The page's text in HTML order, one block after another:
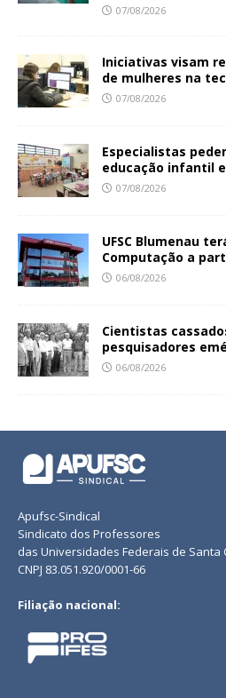
07/08/2026
Iniciativas visam
de mulheres na
07/08/2026
Especialistas
educação infantil
07/08/2026
UFSC Blumenau
Computação a
06/08/2026
Cientistas
pesquisadores
06/08/2026
Apufsc-Sindical
Sindicato dos Professores
das Universidades Federais de Santa
CNPJ 83.051.920/0001-66
Filiação nacional: